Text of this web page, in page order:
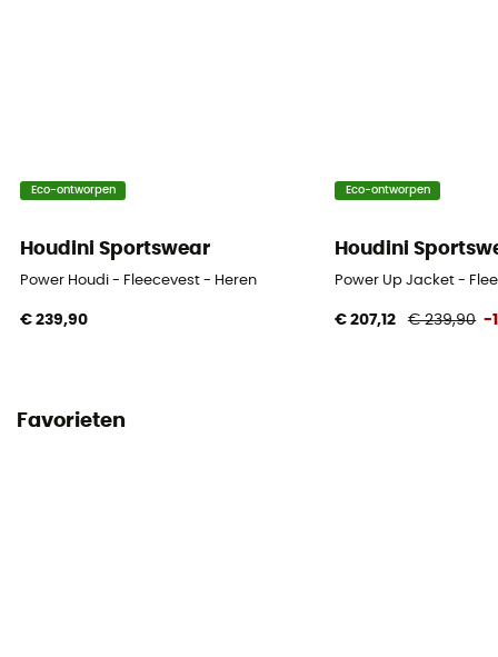
Eco-ontworpen
Houdini Sportswear
Power Houdi - Fleecevest - Heren
€ 239,90
Eco-ontworpen
Houdini
Power Up Jacket -
€ 207,12 € 239,90 -
Favorieten